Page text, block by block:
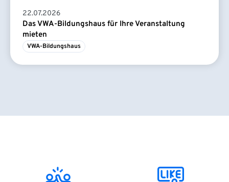
22.07.2026
Das VWA-Bildungshaus für Ihre Veranstaltung
mieten
VWA-Bildungshaus